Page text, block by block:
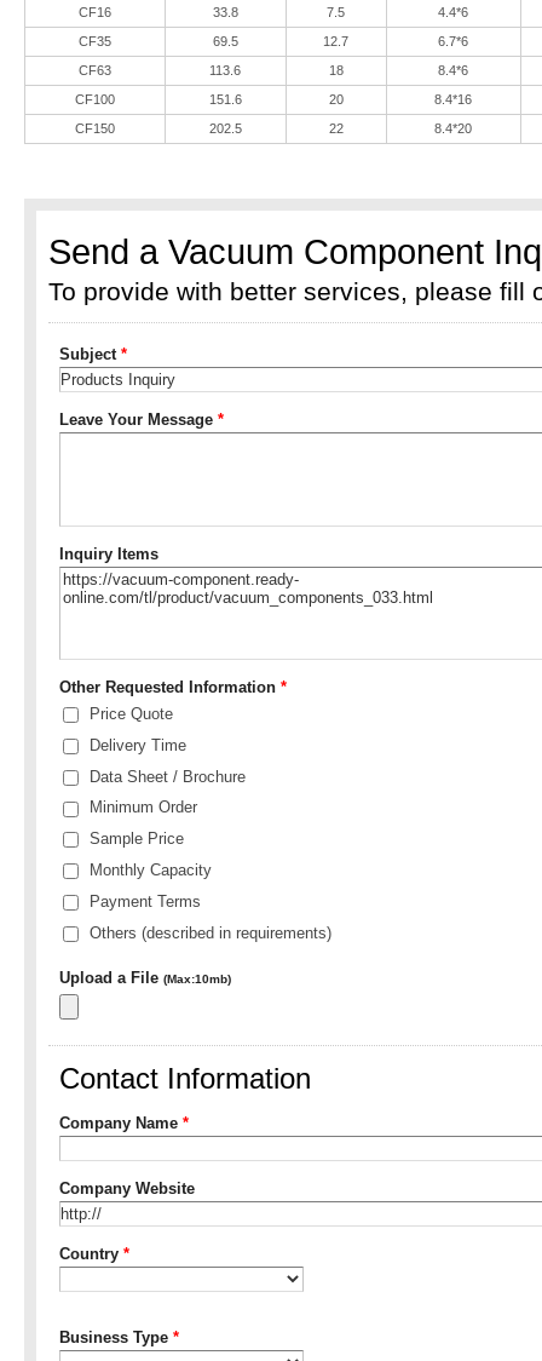
CF16
33.8 7.5
4.4*6
CF35
69.5 12.7
6.7*6
CF63
113.6 18
8.4*6
CF100
151.6 20
8.4*16
CF150
202.5 22 8.4*20